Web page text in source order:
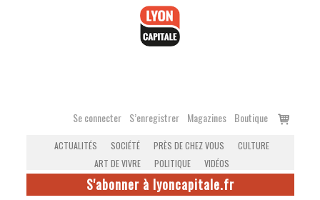
Se connecter S’enregistrer Magazines Boutique
Voir
ACTUALITÉS SOCIÉTÉ PRÈS DE CHEZ VOUS
CULTURE
ART DE VIVRE
POLITIQUE VIDÉOS
S'abonner à lyoncapitale.fr